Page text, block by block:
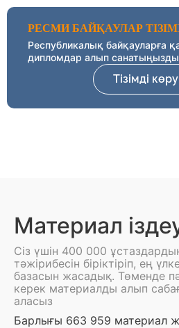
РЕСМИ БАЙҚАУЛАР
Республикалық байқауларға
дипломдар алып санатыңызды
Тізімді көру
Материал
Сіз үшін 400 000
тәжірибесін біріктіріп, ең
базасын жасадық. Төменде
керек материалды алып
аласыз
Барлығы 663 959 материал